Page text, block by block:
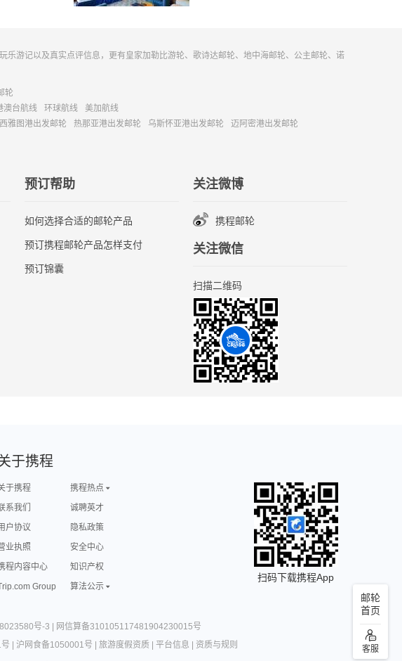
游记以及真实点评信息，更有皇家加勒比游轮、歌诗达邮轮、地中海邮轮、公主邮轮、诺
轮
澳台航线 环球航线
美加航线
西雅图港出发邮轮 热那亚港出发邮轮 乌斯怀亚港出发邮轮
迈阿密港出发邮轮
预订帮助
如何选择合适的邮轮产品
预订携程邮轮产品怎样支付
预订锦囊
关注微博
携程邮轮
关注微信
扫描二维码
邮轮
首页
客服
于携程
于携程
携程热点
系我们
诚聘英才
户协议
隐私政策
业执照
安全中心
程内容中心
知识产权
Group
算法公示
扫码下载携程App
号-3
网信算备310105117481904230015号
沪网食备1050001号 旅游度假资质| 平台信息 资质与规则